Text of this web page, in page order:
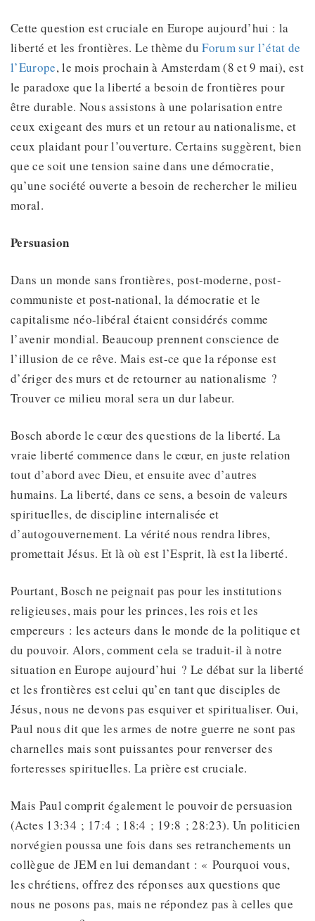
Cette question est cruciale en Europe aujourd’hui : la
liberté et les frontières. Le thème duForum sur l’état de
l’Europe, le mois prochain à Amsterdam (8 et 9 mai), est
le paradoxe que la liberté a besoin de frontières pour
être durable. Nous assistons à une polarisation entre
ceux exigeant des murs et un retour au nationalisme, et
ceux plaidant pour l’ouverture. Certains suggèrent, bien
que ce soit une tension saine dans une démocratie,
qu’une société ouverte a besoin de rechercher le milieu
moral.
Persuasion
Dans un monde sans frontières, post-moderne, post-
communiste et post-national, la démocratie et le
capitalisme néo-libéral étaient considérés comme
l’avenir mondial. Beaucoup prennent conscience de
l’illusion de ce rêve. Mais est-ce que la réponse est
d’ériger des murs et de retourner au nationalisme ?
Trouver ce milieu moral sera un dur labeur.
Bosch aborde le cœur des questions de la liberté. La
vraie liberté commence dans le cœur, en juste relation
tout d’abord avec Dieu, et ensuite avec d’autres
humains. La liberté, dans ce sens, a besoin de valeurs
spirituelles, de discipline internalisée et
d’autogouvernement. La vérité nous rendra libres,
promettait Jésus. Et là où est l’Esprit, là est la liberté.
Pourtant, Bosch ne peignait pas pour les institutions
religieuses, mais pour les princes, les rois et les
empereurs : les acteurs dans le monde de la politique et
du pouvoir. Alors, comment cela se traduit-il à notre
situation en Europe aujourd’hui ? Le débat sur la liberté
et les frontières est celui qu’en tant que disciples de
Jésus, nous ne devons pas esquiver et spiritualiser. Oui,
Paul nous dit que les armes de notre guerre ne sont pas
charnelles mais sont puissantes pour renverser des
forteresses spirituelles. La prière est cruciale.
Mais Paul comprit également le pouvoir de persuasion
(Actes 13:34 ; 17:4 ; 18:4 ; 19:8 ; 28:23). Un politicien
norvégien poussa une fois dans ses retranchements un
collègue de JEM en lui demandant : « Pourquoi vous,
les chrétiens, offrez des réponses aux questions que
nous ne posons pas, mais ne répondez pas à celles que